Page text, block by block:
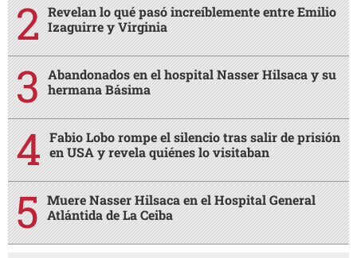
Revelan lo qué pasó increíblemente entre Emilio
Izaguirre y Virginia
Abandonados en el hospital Nasser Hilsaca y su
hermana Básima
Fabio Lobo rompe el silencio tras salir de prisión
en USA y revela quiénes lo visitaban
Muere Nasser Hilsaca en el Hospital General
Atlántida de La Ceiba